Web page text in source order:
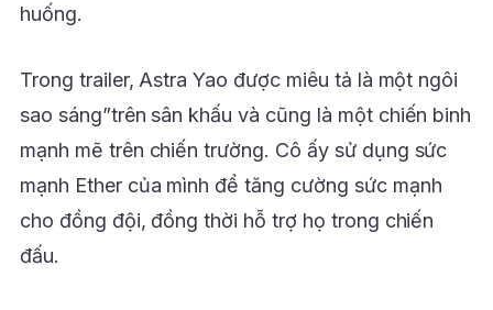
huống.
Trong trailer, Astra Yao được miêu tả là một ngôi
sao sáng”trên sân khấu và cũng là một chiến binh
mạnh mẽ trên chiến trường. Cô ấy sử dụng sức
mạnh Ether của mình để tăng cường sức mạnh
cho đồng đội, đồng thời hỗ trợ họ trong chiến
đấu.